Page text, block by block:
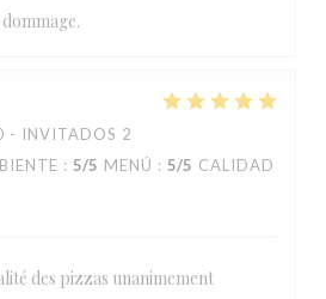
- INVITADOS 2
: 5/5 MENÚ : 5/5 CALIDAD
des pizzas unanimement